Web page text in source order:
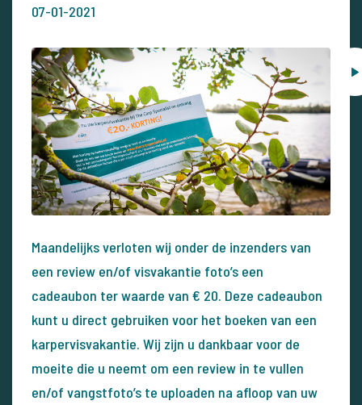
07-01-2021
Maandelijks verloten wij onder de inzenders van
een review en/of visvakantie foto’s een
cadeaubon ter waarde van € 20. Deze cadeaubon
kunt u direct gebruiken voor het boeken van een
karpervisvakantie. Wij zijn u dankbaar voor de
moeite die u neemt om een review in te vullen
en/of vangstfoto’s te uploaden na afloop van uw